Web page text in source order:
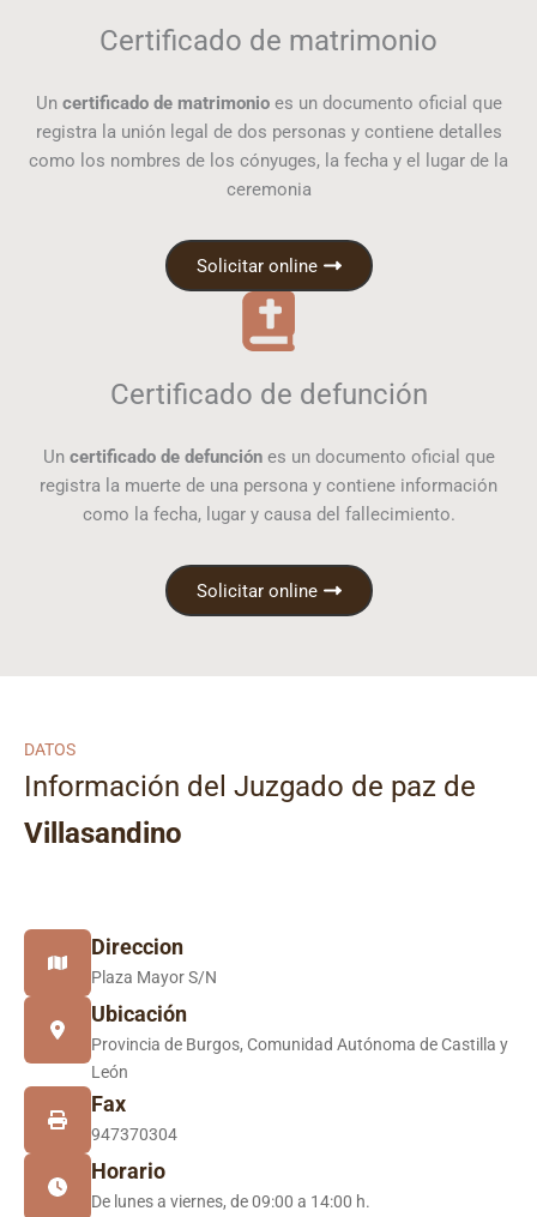
Certificado de matrimonio
Un certificado de matrimonioes un documento oficial que
registra la unión legal de dos personas y contiene detalles
como los nombres de los cónyuges, la fecha y el lugar de la
ceremonia
Solicitar online
Certificado de defunción
Un certificado de defunciónes un documento oficial que
registra la muerte de una persona y contiene información
como la fecha, lugar y causa del fallecimiento.
Solicitar online
DATOS
Información del Juzgado de paz de
Villasandino
Direccion
Plaza Mayor S/N
Ubicación
Provincia de Burgos, Comunidad Autónoma de Castilla y
León
Fax
947370304
Horario
De lunes a viernes, de 09:00 a 14:00 h.